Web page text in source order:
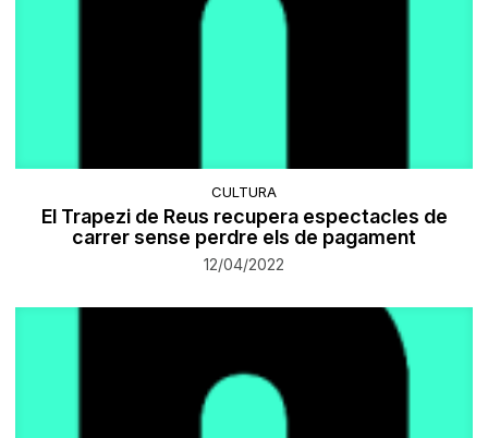
CULTURA
El Trapezi de Reus recupera espectacles de
carrer sense perdre els de pagament
12/04/2022